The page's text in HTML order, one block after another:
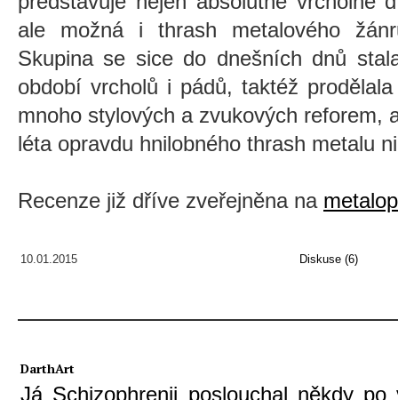
ale možná i thrash metalového
Skupina se sice do dnešních dnů
období vrcholů i pádů, taktéž
mnoho stylových a zvukových reforem,
léta opravdu hnilobného thrash metalu
Recenze již dříve zveřejněna na
10.01.2015 Diskuse (6)
DarthArt
Já Schizophrenii poslouchal někdy